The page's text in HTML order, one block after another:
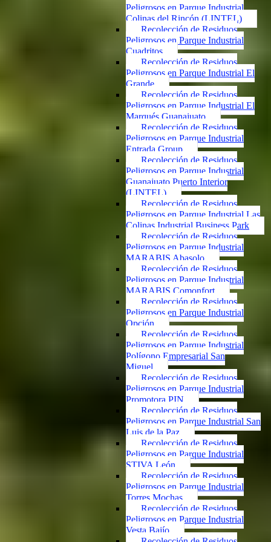
Peligrosos en Parque Industrial
Colinas del Rincón (LINTEL)
Recolección de Residuos
Peligrosos en Parque Industrial
Cuadritos
Recolección de Residuos
Peligrosos en Parque Industrial El
Grande
Recolección de Residuos
Peligrosos en Parque Industrial El
Marqués Guanajuato
Recolección de Residuos
Peligrosos en Parque Industrial
Entrada Group
Recolección de Residuos
Peligrosos en Parque Industrial
Guanajuato Puerto Interior
(LINTEL)
Recolección de Residuos
Peligrosos en Parque Industrial Las
Colinas Industrial Business Park
Recolección de Residuos
Peligrosos en Parque Industrial
MARABIS Abasolo
Recolección de Residuos
Peligrosos en Parque Industrial
MARABIS Comonfort
Recolección de Residuos
Peligrosos en Parque Industrial
Opción
Recolección de Residuos
Peligrosos en Parque Industrial
Polígono Empresarial San
Miguel
Recolección de Residuos
Peligrosos en Parque Industrial
Promotora PIN
Recolección de Residuos
Peligrosos en Parque Industrial San
Luis de la Paz
Recolección de Residuos
Peligrosos en Parque Industrial
STIVA León
Recolección de Residuos
Peligrosos en Parque Industrial
Torres Mochas
Recolección de Residuos
Peligrosos en Parque Industrial
Vesta Bajío